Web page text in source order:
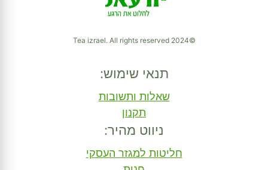
©2024 Tea izrael. All rights reserved
תנאי שימוש:
שאלות ותשובות
תקנון
ניווט מהיר:
חליטות למגזר העסקי